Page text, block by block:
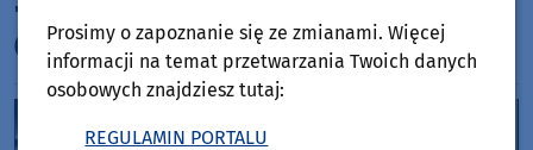
"Przeniesiemy mieszkańców do XV wieku"
(ROZMOWA)
Prosimy o zapoznanie się ze zmianami. Więcej
informacji na temat przetwarzania Twoich danych
osobowych znajdziesz tutaj:
REGULAMIN PORTALU